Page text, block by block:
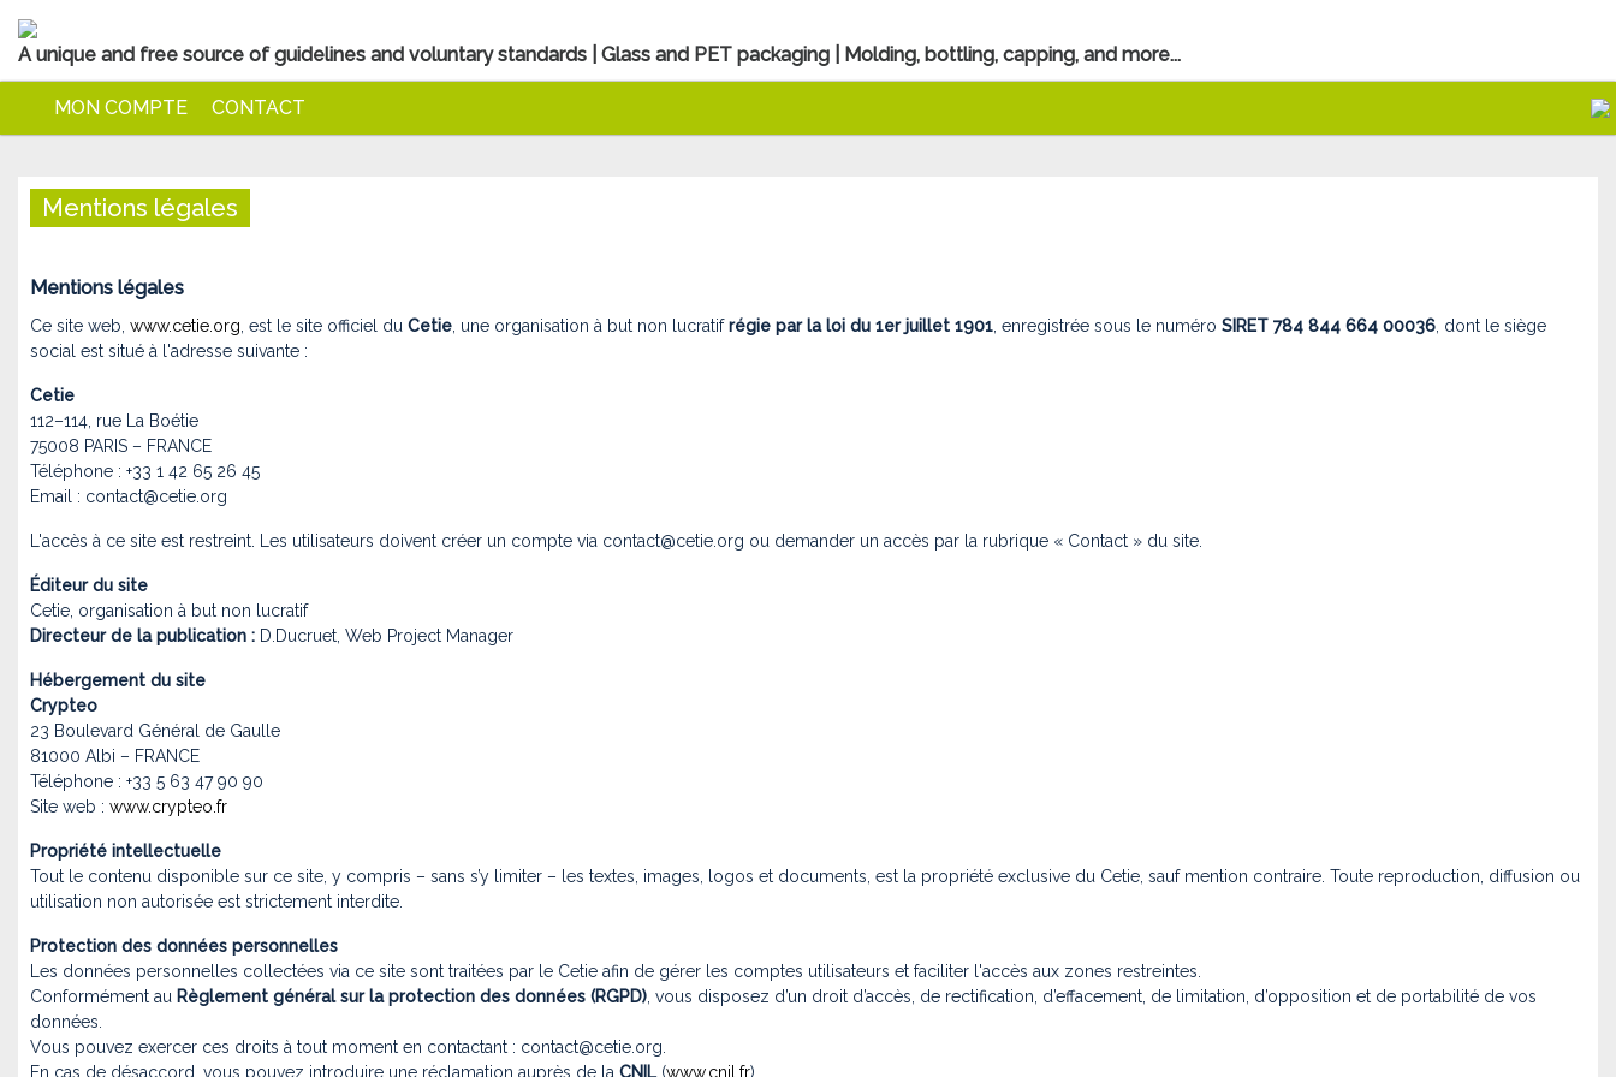
A unique and free source of guidelines and voluntary standards | Glass and PET packaging | Molding, bottling, capping, and more...
MON COMPTE CONTACT
Mentions légales
Mentions légales
Ce site web, www.cetie.org , est le site officiel du Cetie , une organisation à but non lucratifrégie par la loi du 1er juillet 1901 , enregistrée sous le numéro SIRET 784 844 664 00036 , dont le siège
social est situé à l'adresse suivante :
Cetie
112–114, rue La Boétie
75008 PARIS – FRANCE
Téléphone : +33 1 42 65 26 45
Email : contact@cetie.org
L'accès à ce site est restreint. Les utilisateurs doivent créer un compte via contact@cetie.org ou demander un accès par la rubrique « Contact » du site.
Éditeur du site
Cetie, organisation à but non lucratif
Directeur de la publication : D.Ducruet, Web Project Manager
Hébergement du site
Crypteo
23 Boulevard Général de Gaulle
81000 Albi – FRANCE
Téléphone : +33 5 63 47 90 90
Site web : www.crypteo.fr
Propriété intellectuelle
Tout le contenu disponible sur ce site, y compris – sans s’y limiter – les textes, images, logos et documents, est la propriété exclusive du Cetie, sauf mention contraire. Toute reproduction, diffusion ou
utilisation non autorisée est strictement interdite.
Protection des données personnelles
Les données personnelles collectées via ce site sont traitées par le Cetie afin de gérer les comptes utilisateurs et faciliter l'accès aux zones restreintes.
Conformément au Règlement général sur la protection des données (RGPD) , vous disposez d’un droit d’accès, de rectification, d’effacement, de limitation, d’opposition et de portabilité de vos
données.
Vous pouvez exercer ces droits à tout moment en contactant : contact@cetie.org
En cas de désaccord, vous pouvez introduire une réclamation auprès de la CNIL(www.cnil.fr).